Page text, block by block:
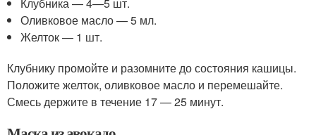
Оливковое масло — 5 мл.
Желток — 1 шт.
Клубнику промойте и разомните до состояния кашицы.
Положите желток, оливковое масло и перемешайте.
Смесь держите в течение 17 — 25 минут.